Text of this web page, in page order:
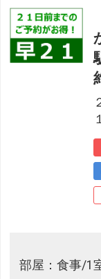
部屋：食事/1